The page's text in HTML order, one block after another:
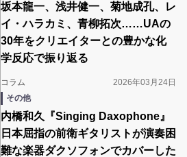
坂本龍一、浅井健一、菊地成孔、レ
イ・ハラカミ、青柳拓次……UAの
30年をクリエイターとの豊かな化
学反応で振り返る
コラム
2026年03月24日
その他
内橋和久『Singing Daxophone』
日本屈指の前衛ギタリストが演奏困
難な楽器ダクソフォンでカバーした